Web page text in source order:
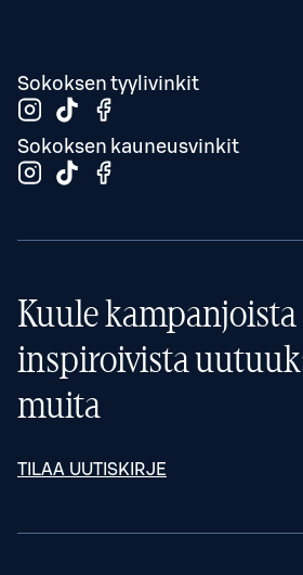
Sokoksen tyylivinkit
Sokoksen kauneusvinkit
Kuule kampanjoista
inspiroivista
muita
TILAA UUTISKIRJE